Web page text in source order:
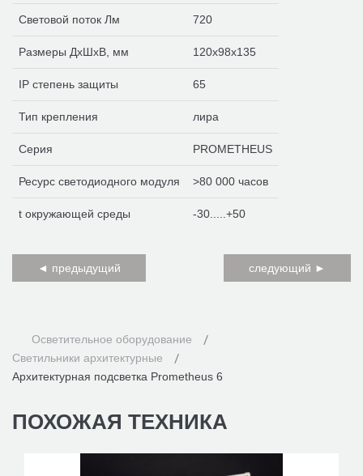
Световой поток Лм 720
Размеры ДхШхВ, мм 120х98х135
IP степень защиты 65
Тип крепления лира
Серия PROMETHEUS
Ресурс светодиодного модуля >80 000 часов
t окружающей среды -30.....+50
◄ предыдущий следующий ►
Осветительное оборудование
Светильники архитектурные
Архитектурная подсветка Prometheus 6
ПОХОЖАЯ ТЕХНИКА